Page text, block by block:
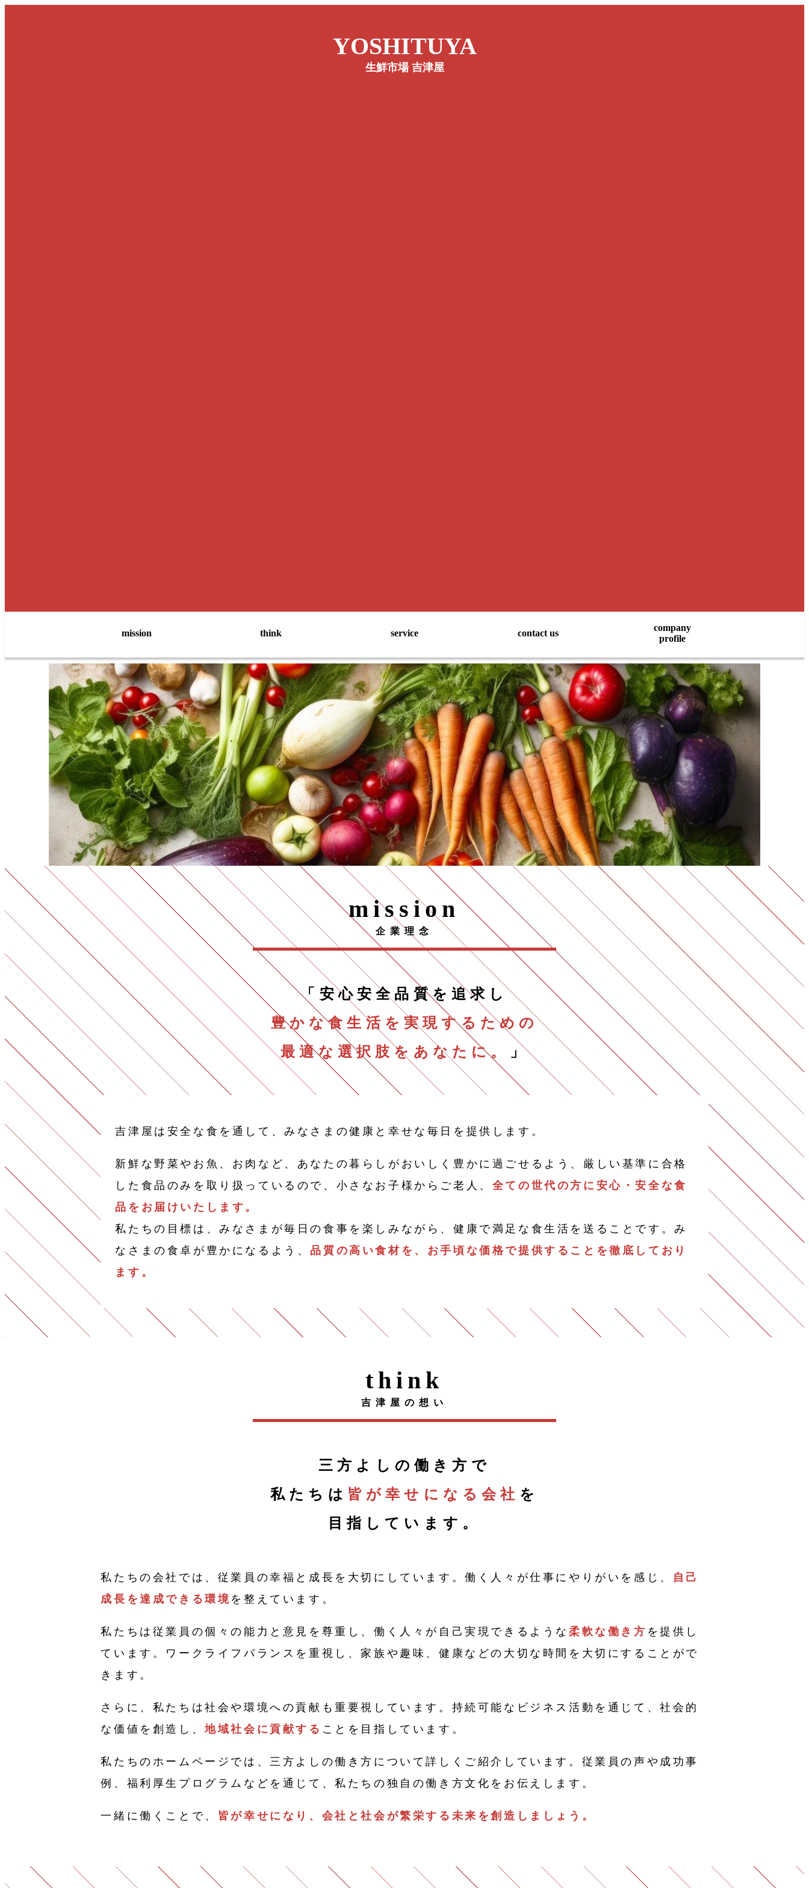
YOSHITUYA
生鮮市場 吉津屋
mission think service contact us
company
profile
mission
企業理念
「安心安全品質を追求し
豊かな食生活を実現するための
最適な選択肢をあなたに。
」
吉津屋は安全な食を通して、みなさまの健康と幸せな毎日を提供します。
新鮮な野菜やお魚、お肉など、あなたの暮らしがおいしく豊かに過ごせるよう、厳しい基準に合格
した食品のみを取り扱っているので、小さなお子様からご老人、 全ての世代の方に安心・安全な食
品をお届けいたします。
私たちの目標は、みなさまが毎日の食事を楽しみながら、健康で満足な食生活を送ることです。み
なさまの食卓が豊かになるよう、 品質の高い食材を、お手頃な価格で提供することを徹底しており
ます。
think
吉津屋の想い
三方よしの働き方で
私たちは 皆が幸せになる会社 を
目指しています。
私たちの会社では、従業員の幸福と成長を大切にしています。働く人々が仕事にやりがいを感じ、
自己
成長を達成できる環境 を整えています。
私たちは従業員の個々の能力と意見を尊重し、働く人々が自己実現できるような 柔軟な働き方 を提供し
ています。ワークライフバランスを重視し、家族や趣味、健康などの大切な時間を大切にすることがで
きます。
さらに、私たちは社会や環境への貢献も重要視しています。持続可能なビジネス活動を通じて、社会的
な価値を創造し、地域社会に貢献する ことを目指しています。
私たちのホームページでは、三方よしの働き方について詳しくご紹介しています。従業員の声や成功事
例、福利厚生プログラムなどを通じて、私たちの独自の働き方文化をお伝えします。
一緒に働くことで、 皆が幸せになり、会社と社会が繁栄する未来を創造しましょう。